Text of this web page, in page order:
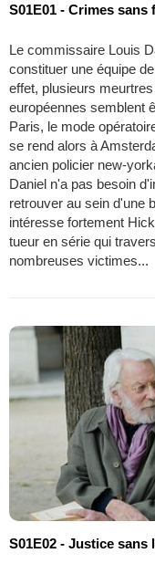
S01E01 - Crimes sans
Le commissaire Louis
constituer une équipe
effet, plusieurs
européennes semblent
Paris, le mode
se rend alors à
ancien policier new-
Daniel n'a pas besoin
retrouver au sein d'une
intéresse fortement
tueur en série qui
nombreuses victimes...
S01E02 - Justice sans